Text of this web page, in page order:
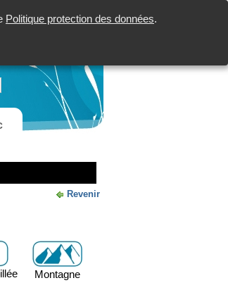
Politique protection des données.
Revenir
Montagne